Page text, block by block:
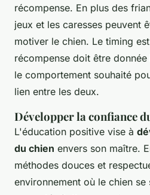
récompense. En plus des
jeux et les caresses peuvent
motiver le chien. Le timing
récompense doit être
le comportement souhaité
lien entre les deux.
Développer la confiance
L'éducation positive vise à
du chien envers son maître.
méthodes douces et
environnement où le chien se